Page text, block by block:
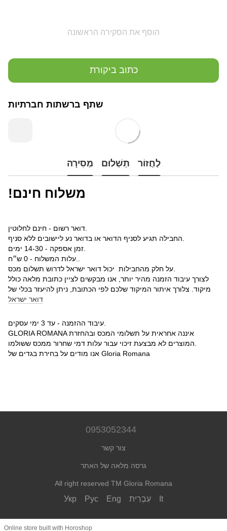
הוסף את הסקירה הראשונה
כתוב ביקורת
שתף ברשתות חברתיות
מְסִירָה תַשְׁלוּם לַחֲזוֹר
!משלוח חינם
לצורך עיבוד הזמנה מהיר יותר, אנו מבקשים לציין כתובת מלאה כולל
מיקוד. צלורך איתור המיקוד שלכם לפי הכתובת, ניתן להיעזר בכלי של
דואר ישראל
GLORIA ROMANA איננה אחראית על תשלומי המכס ובהחזרת
אנו מודים על בחירת בגדים של Gloria Romana
0953052344
צור קשר
גרסה מלאה של האתר
All right reserved TM Gloria Romana
Укр Рус Eng עִבְרִית It
Online store built with Horoshop